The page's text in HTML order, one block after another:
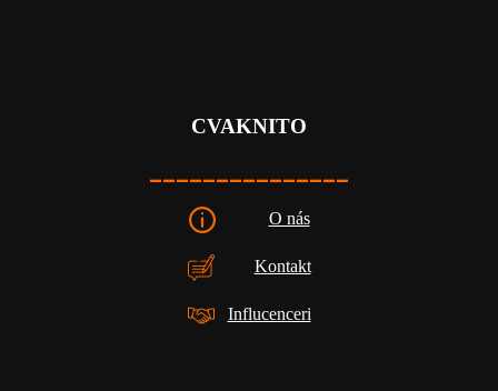
CVAKNITO
_______________
O nás
Kontakt
Influcenceri